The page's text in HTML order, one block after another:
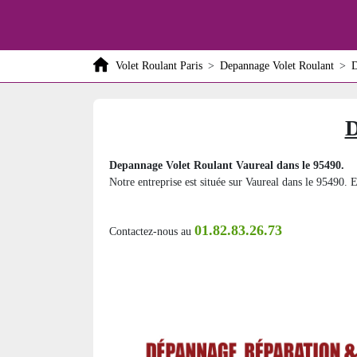
Volet Roulant Paris > Depannage Volet Roulant >
Depannage Volet Roulant Vaureal dans le 95490.
Notre entreprise est située sur Vaureal dans le
Contactez-nous au 01.82.83.26.73